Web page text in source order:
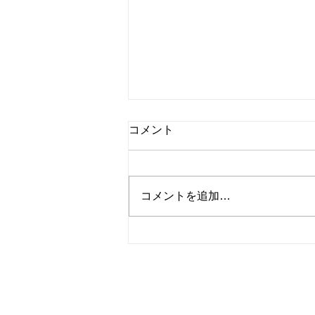
コメント
コメントを追加…